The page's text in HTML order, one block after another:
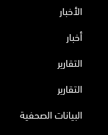
الأخبار
أخبار
التقارير
التقارير
البيانات الصحفية